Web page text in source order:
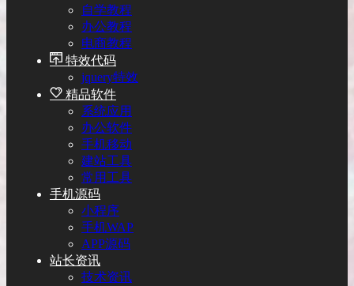
自学教程
办公教程
电商教程
特效代码
jquery特效
精品软件
系统应用
办公软件
手机移动
建站工具
常用工具
手机源码
小程序
手机WAP
APP源码
站长资讯
技术资讯